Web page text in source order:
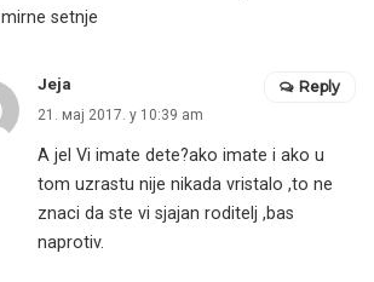
mirne setnje
Jeja
21. мај 2017. у 10:39 am
A jel Vi imate dete?ako imate i ako u
tom uzrastu nije nikada vristalo ,to ne
znaci da ste vi sjajan roditelj ,bas
naprotiv.
Reply